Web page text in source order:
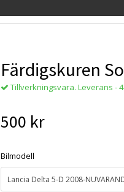
Färdigskuren
Tillverkningsvara. Leverans -
500 kr
Bilmodell
Lancia Delta 5-D 2008-